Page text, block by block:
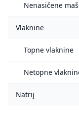
Nenasičene
Vlaknine
Topne vlaknine
Netopne
Natrij